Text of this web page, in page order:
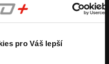
pro Váš lepší
Průběh výkupu vozu
Společnost